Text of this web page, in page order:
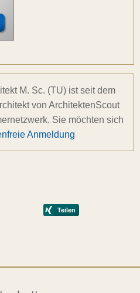
M. Sc. (TU) ist seit dem
von ArchitektenScout
Sie möchten sich
Anmeldung